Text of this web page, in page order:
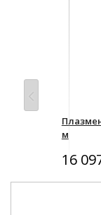
м
16